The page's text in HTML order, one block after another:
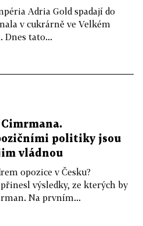
Adria Gold spadají do
v cukrárně ve Velkém
Dnes tato...
Cimrmana.
politiky jsou
vládnou
opozice v Česku?
výsledky, ze kterých by
Na prvním...